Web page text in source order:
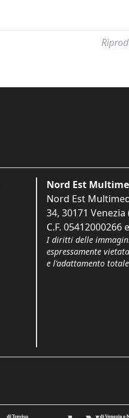
Nord Est
Nord Est
34, 30171 Venezia
C.F. 05412000266
I diritti delle
espressamente
e l'adattamento